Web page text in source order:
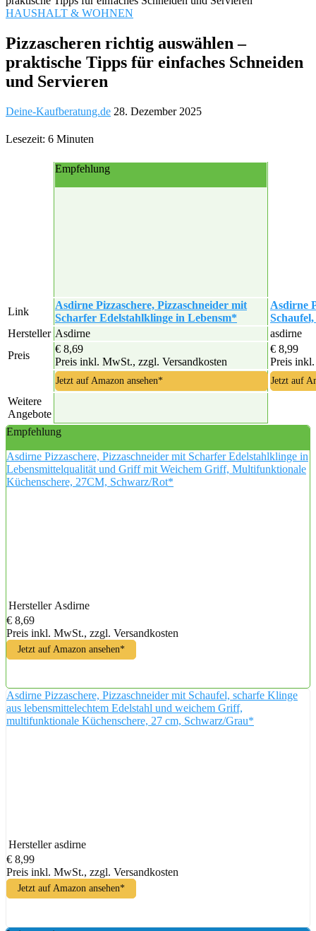
HAUSHALT & WOHNEN
Pizzascheren richtig auswählen –
praktische Tipps für einfaches Schneiden
und Servieren
Deine-Kaufberatung.de 28. Dezember 2025
Lesezeit: 6 Minuten
Empfehlung
Link
Asdirne Pizzaschere, Pizzaschneider mit
Scharfer Edelstahlklinge in Lebensm*
Asdirne
Hersteller Asdirne
asdirne
Preis
€ 8,69
Preis inkl. MwSt., zzgl. Versandkosten
€ 8,99
Preis
Jetzt auf Amazon ansehen* Jetzt auf
Weitere
Angebote
Empfehlung
Asdirne Pizzaschere, Pizzaschneider mit Scharfer Edelstahlklinge in
Lebensmittelqualität und Griff mit Weichem Griff, Multifunktionale
Küchenschere, 27CM, Schwarz/Rot*
Hersteller Asdirne
€ 8,69
Preis inkl. MwSt., zzgl. Versandkosten
Jetzt auf Amazon ansehen*
Asdirne Pizzaschere, Pizzaschneider mit Schaufel, scharfe Klinge
aus lebensmittelechtem Edelstahl und weichem Griff,
multifunktionale Küchenschere, 27 cm, Schwarz/Grau*
Hersteller asdirne
€ 8,99
Preis inkl. MwSt., zzgl. Versandkosten
Jetzt auf Amazon ansehen*